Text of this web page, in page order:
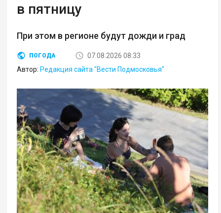
в пятницу
При этом в регионе будут дожди и град
ПОГОДА
07.08.2026 08:33
Автор: Редакция сайта "Вести Подмосковья"